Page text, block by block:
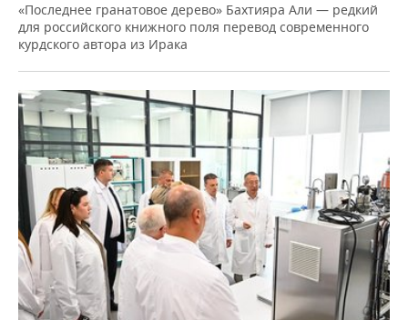
«Последнее гранатовое дерево» Бахтияра Али — редкий
для российского книжного поля перевод современного
курдского автора из Ирака